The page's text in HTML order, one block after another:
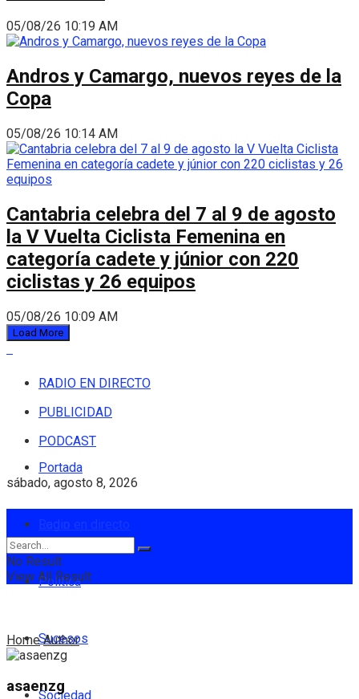
05/08/26 10:19 AM
Andros y Camargo, nuevos reyes de la
Copa
05/08/26 10:14 AM
Cantabria celebra del 7 al 9 de agosto
la V Vuelta Ciclista Femenina en
categoría cadete y júnior con 220
ciclistas y 26 equipos
05/08/26 10:09 AM
Load More
RADIO EN DIRECTO
PUBLICIDAD
PODCAST
sábado, agosto 8, 2026
Portada
Política
Sucesos
Sociedad
No Result
View All Result
Home Author
asaenzg